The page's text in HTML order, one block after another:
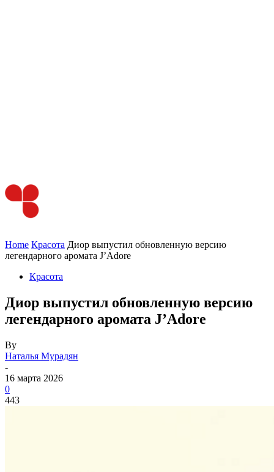
Home Красота Диор выпустил обновленную версию
легендарного аромата J’Adore
Красота
Диор выпустил обновленную версию
легендарного аромата J’Adore
By
Наталья Мурадян
-
16 марта 2026
0
443